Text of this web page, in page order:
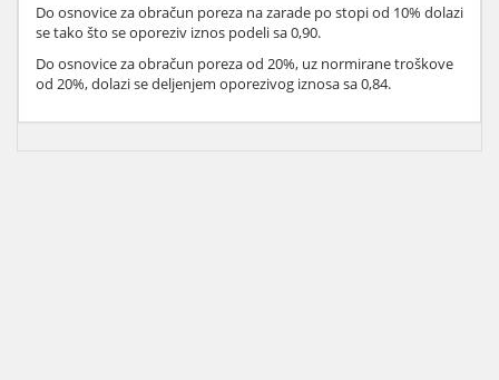
Do osnovice za obračun poreza na zarade po stopi od 10% dolazi
se tako što se oporeziv iznos podeli sa 0,90.
Do osnovice za obračun poreza od 20%, uz normirane troškove
od 20%, dolazi se deljenjem oporezivog iznosa sa 0,84.